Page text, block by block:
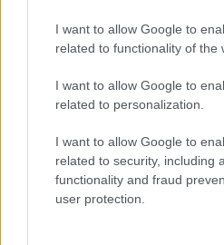
I want to allow Google to
related to functionality of the
I want to allow Google to
related to personalization.
I want to allow Google to
related to security, including
functionality and fraud
user protection.